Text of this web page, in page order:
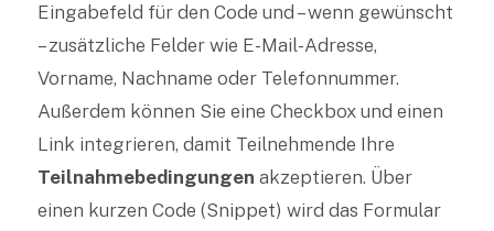
Eingabefeld für den Code und – wenn gewünscht
– zusätzliche Felder wie E-Mail-Adresse,
Vorname, Nachname oder Telefonnummer.
Außerdem können Sie eine Checkbox und einen
Link integrieren, damit Teilnehmende Ihre
Teilnahmebedingungen akzeptieren. Über
einen kurzen Code (Snippet) wird das Formular